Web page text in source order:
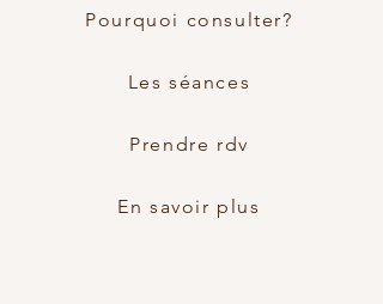
Pourquoi consulter?
Les séances
Prendre rdv
En savoir plus